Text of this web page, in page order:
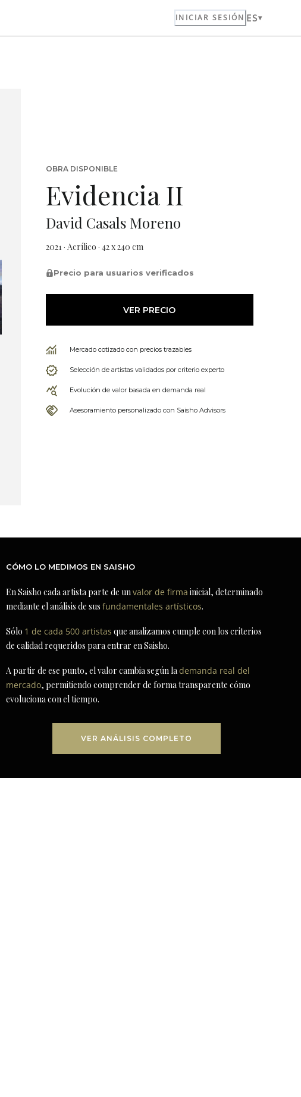
INICIAR SESIÓN ES
OBRA DISPONIBLE
Evidencia II
David Casals Moreno
2021 · Acrílico · 42 x 240 cm
Precio para usuarios verificados
VER PRECIO
Mercado cotizado con precios trazables
Selección de artistas validados por criterio experto
Evolución de valor basada en demanda real
Asesoramiento personalizado con Saisho Advisors
CÓMO LO MEDIMOS EN SAISHO
En Saisho cada artista parte de unvalor de firma inicial, determinado
mediante el análisis de susfundamentales artísticos.
Sólo 1 de cada 500 artistas que analizamos cumple con los criterios
de calidad requeridos para entrar en Saisho.
A partir de ese punto, el valor cambia según lademanda real del
mercado, permitiendo comprender de forma transparente cómo
evoluciona con el tiempo.
VER ANÁLISIS COMPLETO